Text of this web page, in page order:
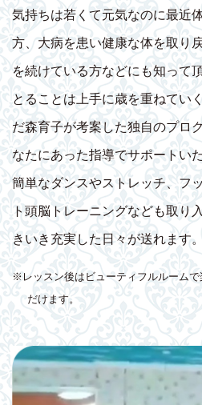
気持ちは若くて元気なのに最近
方、大病を患い健康な体を取り
を続けている方などにも知って
とることは上手に歳を重ねてい
だ森育子が考案した独自のプロ
なたにあった指導でサポートい
簡単なダンスやストレッチ、フ
ト頭脳トレーニングなども取り
きいき充実した日々が送れます。
※レッスン後はビューティフルルーム
だけます。